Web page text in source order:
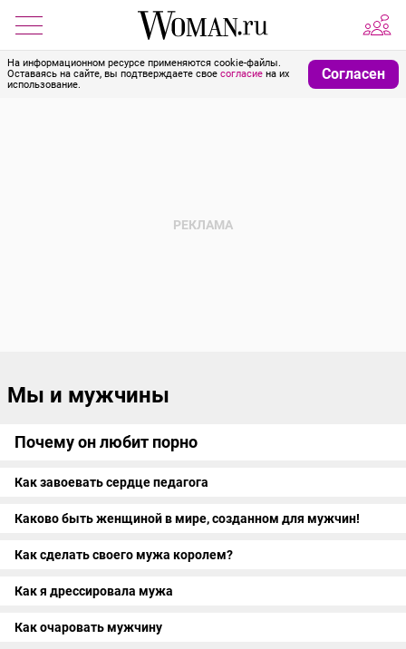
На информационном ресурсе применяются cookie-файлы.
Оставаясь на сайте, вы подтверждаете свое согласие на их
использование.
Согласен
Мы и мужчины
Почему он любит порно
Как завоевать сердце педагога
Каково быть женщиной в мире, созданном для мужчин!
Как сделать своего мужа королем?
Как я дрессировала мужа
Как очаровать мужчину